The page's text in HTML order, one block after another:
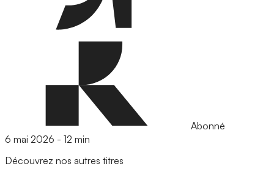
Abonné
6 mai 2026 - 12 min
Découvrez nos autres titres